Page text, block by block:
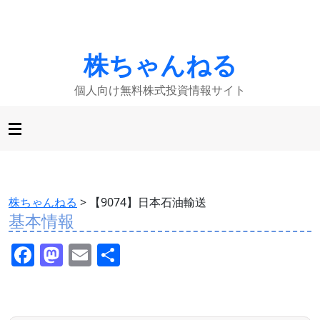
株ちゃんねる
個人向け無料株式投資情報サイト
株ちゃんねる > 【9074】日本石油輸送
基本情報
F M E